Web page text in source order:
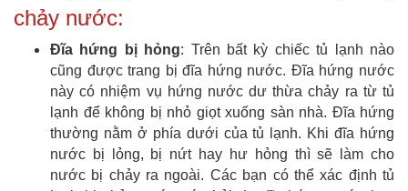
chảy nước:
Đĩa hứng bị hỏng: Trên bất kỳ chiếc tủ lạnh nào
cũng được trang bị đĩa hứng nước. Đĩa hứng nước
này có nhiệm vụ hứng nước dư thừa chảy ra từ tủ
lạnh để không bị nhỏ giọt xuống sàn nhà. Đĩa hứng
thường nằm ở phía dưới của tủ lạnh. Khi đĩa hứng
nước bị lỏng, bị nứt hay hư hỏng thì sẽ làm cho
nước bị chảy ra ngoài. Các bạn có thể xác định tủ